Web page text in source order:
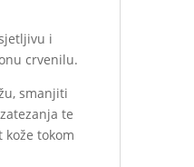
i
crvenilu.
smanjiti
te
tokom